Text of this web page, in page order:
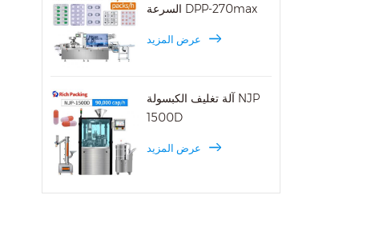
السرعة DPP-270max
عرض المزيد
آلة تغليف الكبسولة NJP
1500D
عرض المزيد